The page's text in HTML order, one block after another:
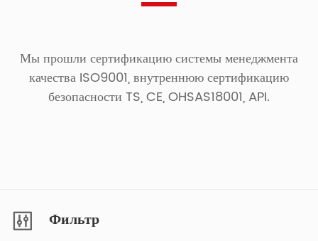
Мы прошли сертификацию системы менеджмента
качества ISO9001, внутреннюю сертификацию
безопасности TS, CE, OHSAS18001, API.
Фильтр